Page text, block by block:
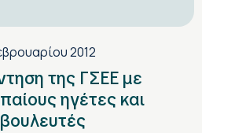
2012
της ΓΣΕΕ με
ηγέτες και